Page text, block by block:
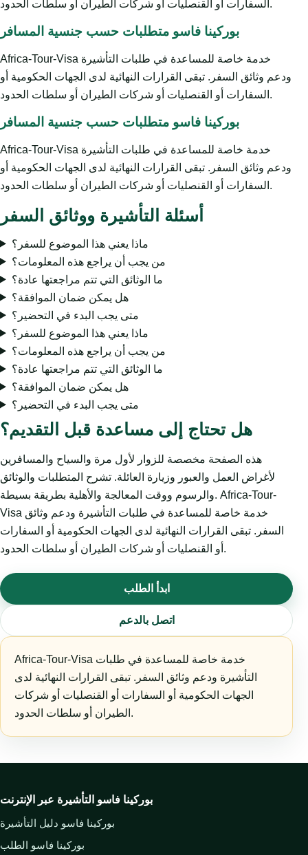
السفارات أو القنصليات أو شركات الطيران أو سلطات الحدود.
بوركينا فاسو متطلبات حسب جنسية المسافر
Africa-Tour-Visa خدمة خاصة للمساعدة في طلبات التأشيرة
ودعم وثائق السفر. تبقى القرارات النهائية لدى الجهات الحكومية أو
السفارات أو القنصليات أو شركات الطيران أو سلطات الحدود.
بوركينا فاسو متطلبات حسب جنسية المسافر
Africa-Tour-Visa خدمة خاصة للمساعدة في طلبات التأشيرة
ودعم وثائق السفر. تبقى القرارات النهائية لدى الجهات الحكومية أو
السفارات أو القنصليات أو شركات الطيران أو سلطات الحدود.
أسئلة التأشيرة ووثائق السفر
ماذا يعني هذا الموضوع للسفر؟
من يجب أن يراجع هذه المعلومات؟
ما الوثائق التي تتم مراجعتها عادة؟
هل يمكن ضمان الموافقة؟
متى يجب البدء في التحضير؟
ماذا يعني هذا الموضوع للسفر؟
من يجب أن يراجع هذه المعلومات؟
ما الوثائق التي تتم مراجعتها عادة؟
هل يمكن ضمان الموافقة؟
متى يجب البدء في التحضير؟
هل تحتاج إلى مساعدة قبل التقديم؟
هذه الصفحة مخصصة للزوار لأول مرة والسياح والمسافرين
لأغراض العمل والعبور وزيارة العائلة. تشرح المتطلبات والوثائق
والرسوم ووقت المعالجة والأهلية بطريقة بسيطة. Africa-Tour-
Visa خدمة خاصة للمساعدة في طلبات التأشيرة ودعم وثائق
السفر. تبقى القرارات النهائية لدى الجهات الحكومية أو السفارات
أو القنصليات أو شركات الطيران أو سلطات الحدود.
ابدأ الطلب
اتصل بالدعم
Africa-Tour-Visa خدمة خاصة للمساعدة في طلبات
التأشيرة ودعم وثائق السفر. تبقى القرارات النهائية لدى
الجهات الحكومية أو السفارات أو القنصليات أو شركات
الطيران أو سلطات الحدود.
بوركينا فاسو التأشيرة عبر الإنترنت
بوركينا فاسو دليل التأشيرة
بوركينا فاسو الطلب